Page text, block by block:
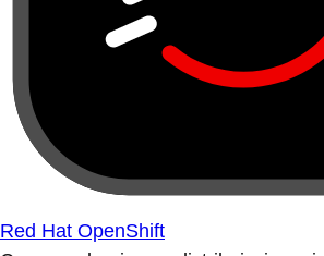
Red Hat OpenShift